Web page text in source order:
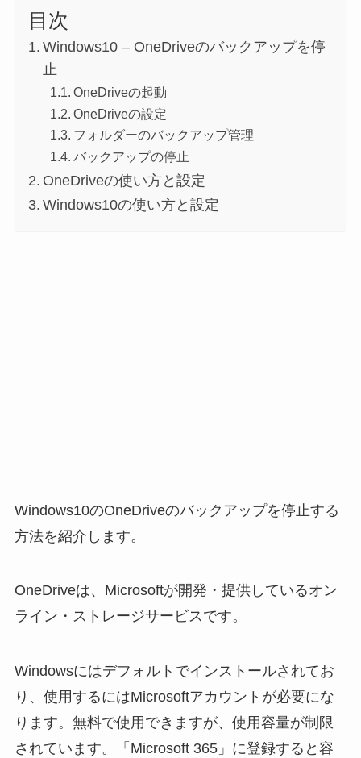
目次
Windows10 – OneDriveのバックアップを停
止
OneDriveの起動
OneDriveの設定
フォルダーのバックアップ管理
バックアップの停止
OneDriveの使い方と設定
Windows10の使い方と設定
Windows10のOneDriveのバックアップを停止する
方法を紹介します。
OneDriveは、Microsoftが開発・提供しているオン
ライン・ストレージサービスです。
Windowsにはデフォルトでインストールされてお
り、使用するにはMicrosoftアカウントが必要にな
ります。無料で使用できますが、使用容量が制限
されています。「Microsoft 365」に登録すると容